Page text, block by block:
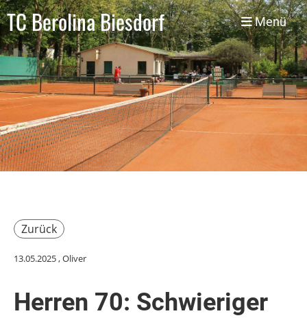
TC Berolina Biesdorf Menü
Zurück
13.05.2025, Oliver
Herren 70: Schwieriger